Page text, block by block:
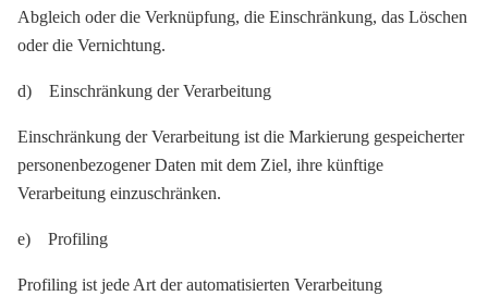
Abgleich oder die Verknüpfung, die Einschränkung, das Löschen
oder die Vernichtung.
d) Einschränkung der Verarbeitung
Einschränkung der Verarbeitung ist die Markierung gespeicherter
personenbezogener Daten mit dem Ziel, ihre künftige
Verarbeitung einzuschränken.
e) Profiling
Profiling ist jede Art der automatisierten Verarbeitung